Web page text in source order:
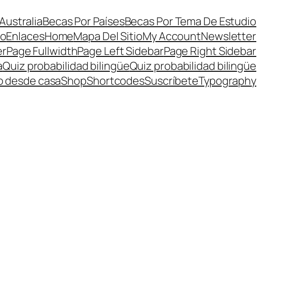
Becas Por PaísesBecas Por Tema De Estudio
EnlacesHomeMapa Del SitioMy AccountNewsletter
Page FullwidthPage Left SidebarPage Right Sidebar
Quiz probabilidad bilingüeQuiz probabilidad bilingüe
desde casaShopShortcodesSuscríbeteTypography